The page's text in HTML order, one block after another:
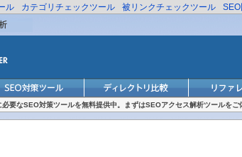
ル カテゴリチェックツール 被リンクチェックツール
要なSEO対策ツールを無料提供中。まずはSEOアクセス解析ツールをご